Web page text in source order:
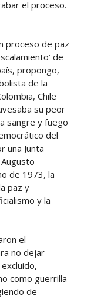
el proceso.
proceso de paz
de
propongo,
de la
Chile
su peor
sangre y fuego
del
una Junta
de 1973, la
paz y
y la
el
no dejar
como guerrilla
de